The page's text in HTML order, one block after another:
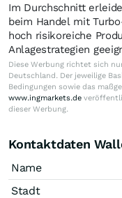
Im Durchschnitt
beim Handel mit
hoch risikoreiche
Anlagestrategien
Diese Werbung richtet sich
Deutschland. Der jeweilige
Bedingungen sowie das
www.ingmarkets.de
dieser Werbung.
Kontaktdaten
Name
Stadt